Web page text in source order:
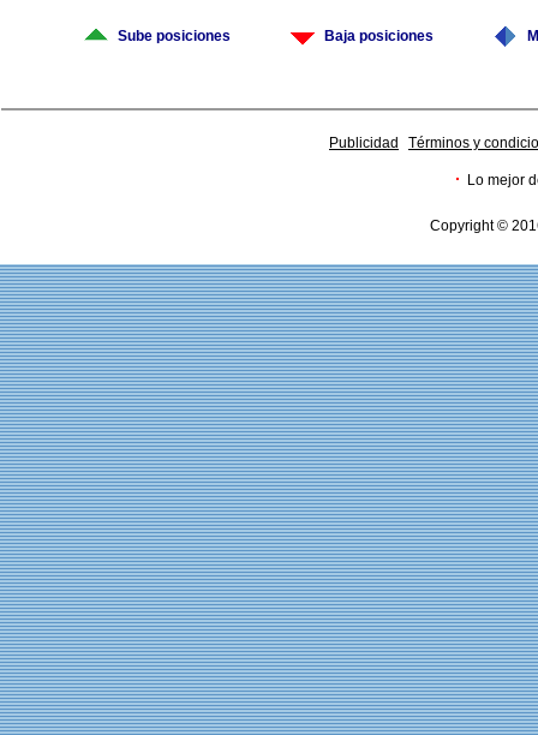
Sube posiciones Baja posiciones
Publicidad Términos y
· Lo mejor
Copyright ©